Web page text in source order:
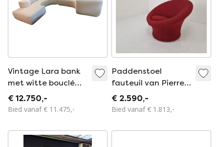
Vintage Lara bank
met witte bouclé
bekleding van
Roberto Pamio en
Stilwood
€ 12.750,-
Bied vanaf € 11.475,-
Paddenstoel
fauteuil van Pierre
Paulin voor Artifort,
1960
€ 2.590,-
Bied vanaf € 1.813,-